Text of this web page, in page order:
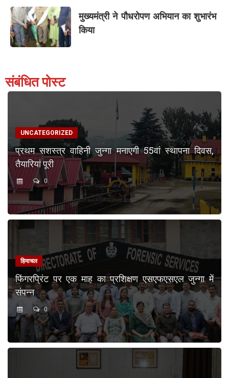
मुख्यमंत्री ने पौधरोपण अभियान का शुभारंभ
किया
संबंधित पोस्ट
UNCATEGORIZED
प्रथम सशस्त्र वाहिनी जुन्गा मनाएगी 55वां स्थापना दिवस,
तैयारियां पूरी
0
हिमाचल
फिंगरप्रिंट पर एक माह का प्रशिक्षण एसएफएसएल जुन्गा में
संपन्न
0